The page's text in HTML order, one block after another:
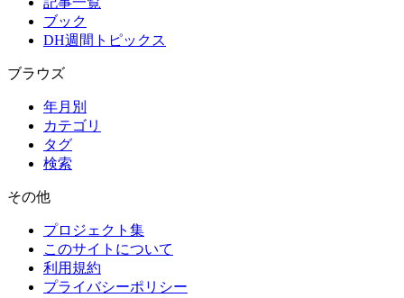
ブック
DH週間トピックス
ブラウズ
年月別
カテゴリ
タグ
検索
その他
プロジェクト集
このサイトについて
利用規約
プライバシーポリシー